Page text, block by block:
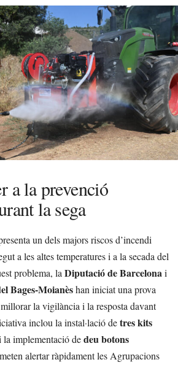
a la prevenció
la sega
un dels majors riscos d’incendi
a les altes temperatures i a la secada del
problema, la Diputació de Barcelonai
Bages-Moianèshan iniciat una prova
la vigilància i la resposta davant
inclou la instal·lació detres kits
la implementació dedeu botons
alertar ràpidament les Agrupacions